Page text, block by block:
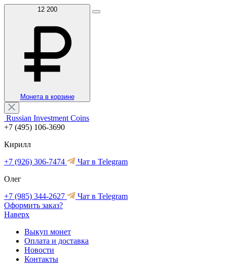
12 200
Монета в корзине
Russian Investment Coins
+7 (495) 106-3690
Кирилл
+7 (926) 306-7474
Чат в Telegram
Олег
+7 (985) 344-2627
Чат в Telegram
Оформить заказ?
Наверх
Выкуп монет
Оплата и доставка
Новости
Контакты